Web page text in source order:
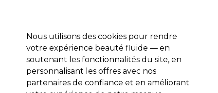
Se connecter
Marques Bons plans Coiffure Electro et Matériel
Livraison et délais
lire la suite
Nous utilisons des cookies pour rendre
votre expérience beauté fluide — en
soutenant les fonctionnalités du site, en
personnalisant les offres avec nos
partenaires de confiance et en améliorant